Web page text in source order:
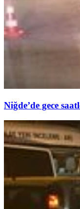
Niğde’de gece